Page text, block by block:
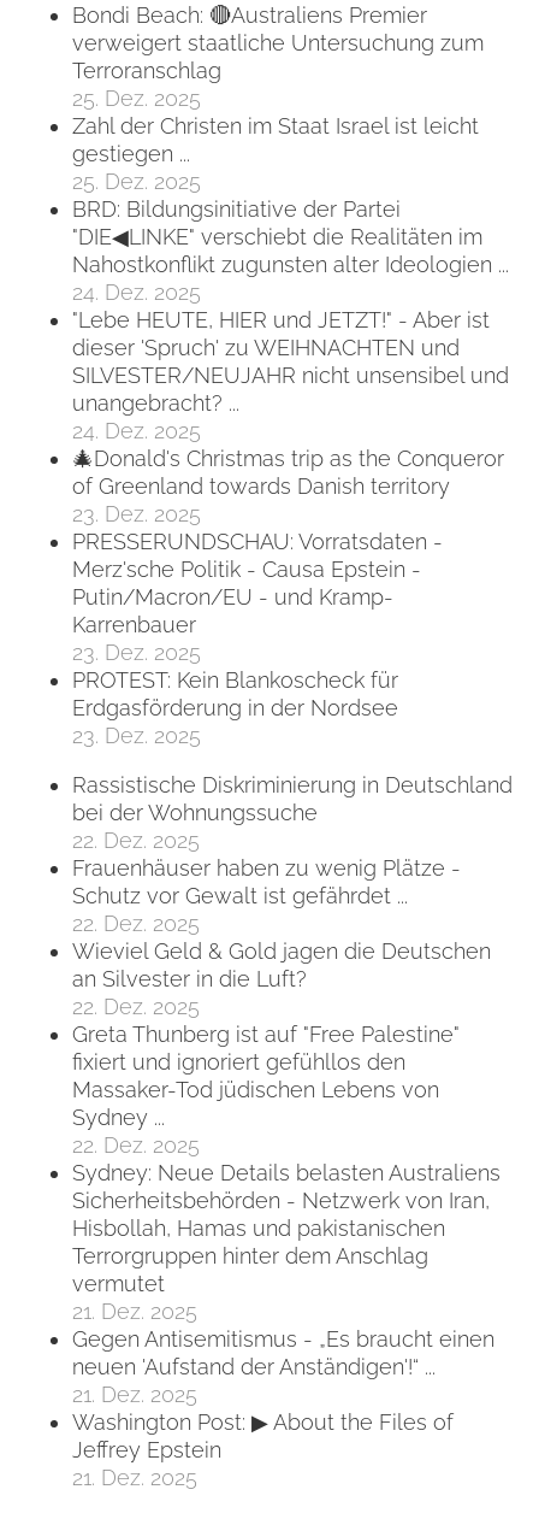
Bondi Beach: 🔴Australiens Premier
verweigert staatliche Untersuchung zum
Terroranschlag
25. Dez. 2025
Zahl der Christen im Staat Israel ist leicht
gestiegen ...
25. Dez. 2025
BRD: Bildungsinitiative der Partei
"DIE◀LINKE" verschiebt die Realitäten im
Nahostkonflikt zugunsten alter Ideologien ...
24. Dez. 2025
"Lebe HEUTE, HIER und JETZT!" - Aber ist
dieser 'Spruch' zu WEIHNACHTEN und
SILVESTER/NEUJAHR nicht unsensibel und
unangebracht? ...
24. Dez. 2025
🎄Donald's Christmas trip as the Conqueror
of Greenland towards Danish territory
23. Dez. 2025
PRESSERUNDSCHAU: Vorratsdaten -
Merz'sche Politik - Causa Epstein -
Putin/Macron/EU - und Kramp-
Karrenbauer
23. Dez. 2025
PROTEST: Kein Blankoscheck für
Erdgasförderung in der Nordsee
23. Dez. 2025
Rassistische Diskriminierung in Deutschland
bei der Wohnungssuche
22. Dez. 2025
Frauenhäuser haben zu wenig Plätze -
Schutz vor Gewalt ist gefährdet ...
22. Dez. 2025
Wieviel Geld & Gold jagen die Deutschen
an Silvester in die Luft?
22. Dez. 2025
Greta Thunberg ist auf "Free Palestine"
fixiert und ignoriert gefühllos den
Massaker-Tod jüdischen Lebens von
Sydney ...
22. Dez. 2025
Sydney: Neue Details belasten Australiens
Sicherheitsbehörden - Netzwerk von Iran,
Hisbollah, Hamas und pakistanischen
Terrorgruppen hinter dem Anschlag
vermutet
21. Dez. 2025
Gegen Antisemitismus - „Es braucht einen
neuen 'Aufstand der Anständigen'!“ ...
21. Dez. 2025
Washington Post: ▶ About the Files of
Jeffrey Epstein
21. Dez. 2025